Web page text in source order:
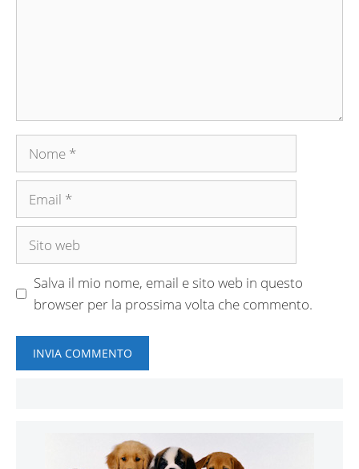
Nome
Email
Sito
Salva il mio nome, email e sito web in questo
browser per la prossima volta che commento.